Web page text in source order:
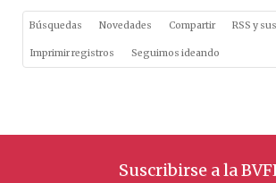
Búsquedas Novedades Compartir RSS y
Imprimir registros Seguimos ideando
Suscribirse a la